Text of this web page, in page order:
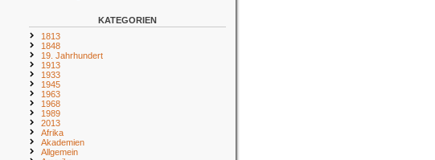
KATEGORIEN
1813
1848
19. Jahrhundert
1913
1933
1945
1963
1968
1989
2013
Afrika
Akademien
Allgemein